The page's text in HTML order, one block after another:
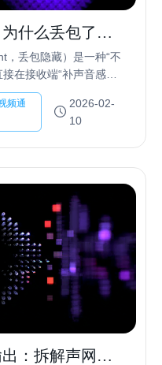
什么丢包了，
，丢包隐藏）是一种“不
在接收端“补声音感觉”
完整”，而是——人听起
频通
2026-02-
10
：拆解声网实